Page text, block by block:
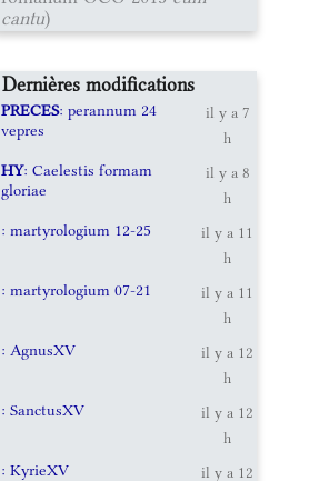
cantu)
Dernières modifications
PRECES: perannum 24
vepres
il y a 7
h
HY: Caelestis formam
gloriae
il y a 8
h
: martyrologium 12-25
il y a 11
h
: martyrologium 07-21
il y a 11
h
: AgnusXV
il y a 12
h
: SanctusXV
il y a 12
h
: KyrieXV
il y a 12